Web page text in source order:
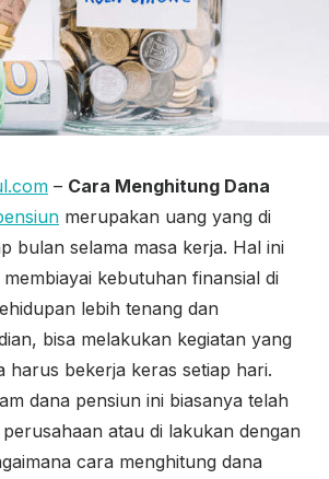
– Cara Menghitung Dana
merupakan uang yang di
bulan selama masa kerja. Hal ini
kebutuhan finansial di
lebih tenang dan
bisa melakukan kegiatan yang
harus bekerja keras setiap hari.
dana pensiun ini biasanya telah
atau di lakukan dengan
cara menghitung dana